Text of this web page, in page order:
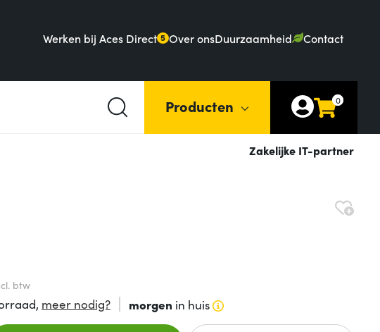
Werken bij Aces Direct 5 Over onsDuurzaamheid Contact
Producten 0
Zakelijke IT-partner
btw
meer nodig? morgen in huis